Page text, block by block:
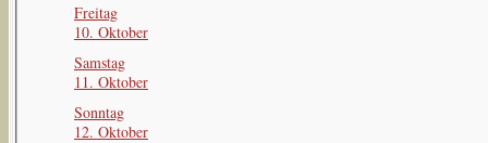
Freitag
10. Oktober
Samstag
11. Oktober
Sonntag
12. Oktober